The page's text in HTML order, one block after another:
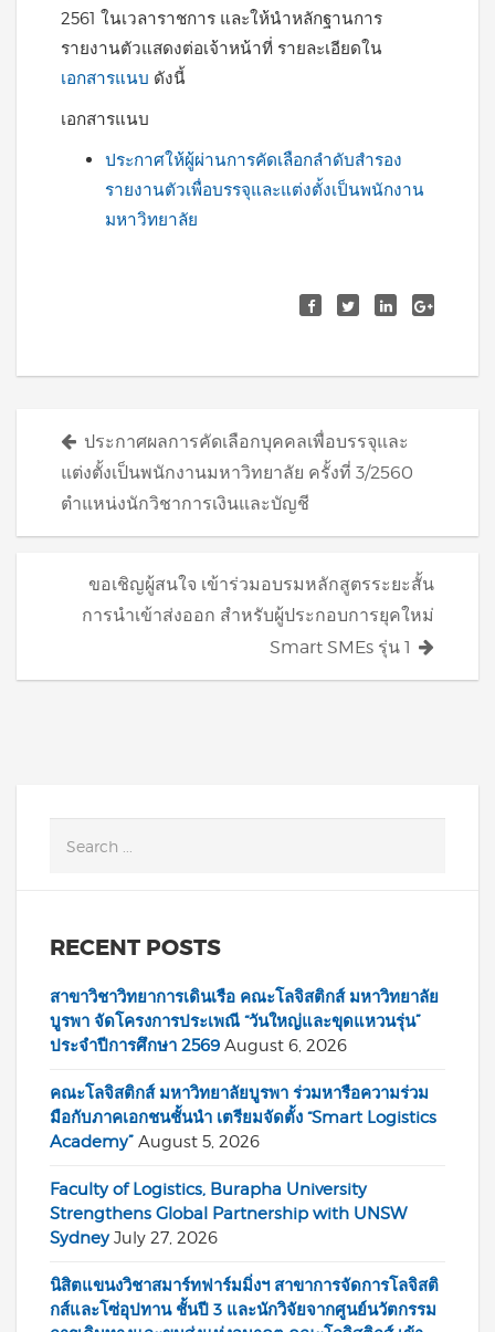
2561 ในเวลาราชการ และให้นำหลักฐานการ
รายงานตัวแสดงต่อเจ้าหน้าที่ รายละเอียดใน
เอกสารแนบ ดังนี้
เอกสารแนบ
ประกาศให้ผู้ผ่านการคัดเลือกลำดับสำรอง
รายงานตัวเพื่อบรรจุและแต่งตั้งเป็นพนักงาน
มหาวิทยาลัย
Posts
navigation
ประกาศผลการคัดเลือกบุคคลเพื่อบรรจุและ
แต่งตั้งเป็นพนักงานมหาวิทยาลัย ครั้งที่ 3/2560
ตำแหน่งนักวิชาการเงินและบัญชี
ขอเชิญผู้สนใจ เข้าร่วมอบรมหลักสูตรระยะสั้น
การนำเข้าส่งออก สำหรับผู้ประกอบการยุคใหม่
Smart SMEs รุ่น 1
RECENT POSTS
สาขาวิชาวิทยาการเดินเรือ คณะโลจิสติกส์ มหาวิทยาลัย
บูรพา จัดโครงการประเพณี “วันใหญ่และขุดแหวนรุ่น”
ประจำปีการศึกษา 2569 August 6, 2026
คณะโลจิสติกส์ มหาวิทยาลัยบูรพา ร่วมหารือความร่วม
มือกับภาคเอกชนชั้นนำ เตรียมจัดตั้ง “Smart Logistics
Academy” August 5, 2026
Faculty of Logistics, Burapha University
Strengthens Global Partnership with UNSW
Sydney July 27, 2026
นิสิตแขนงวิชาสมาร์ทฟาร์มมิ่งฯ สาขาการจัดการโลจิสติ
กส์และโซ่อุปทาน ชั้นปี 3 และนักวิจัยจากศูนย์นวัตกรรม